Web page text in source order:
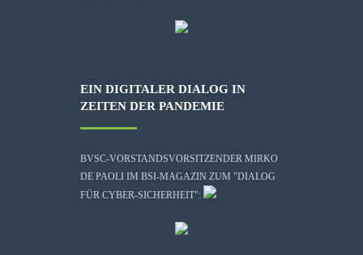
EIN DIGITALER DIALOG IN
ZEITEN DER PANDEMIE
BVSC-VORSTANDSVORSITZENDER MIRKO
DE PAOLI IM BSI-MAGAZIN ZUM "DIALOG
FÜR CYBER-SICHERHEIT":